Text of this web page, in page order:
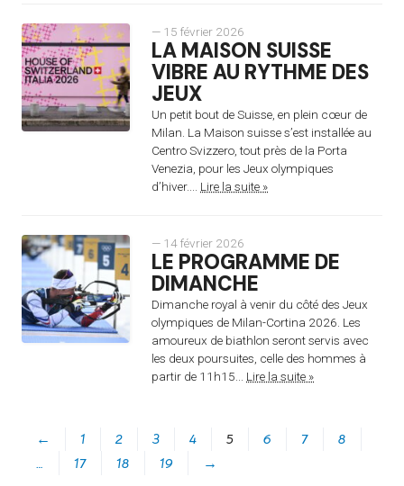
— 15 février 2026
LA MAISON SUISSE
VIBRE AU RYTHME DES
JEUX
Un petit bout de Suisse, en plein cœur de
Milan. La Maison suisse s’est installée au
Centro Svizzero, tout près de la Porta
Venezia, pour les Jeux olympiques
d’hiver.... Lire la suite »
— 14 février 2026
LE PROGRAMME DE
DIMANCHE
Dimanche royal à venir du côté des Jeux
olympiques de Milan-Cortina 2026. Les
amoureux de biathlon seront servis avec
les deux poursuites, celle des hommes à
partir de 11h15... Lire la suite »
← 1 2 3 4 5 6 7
8
…
17 18 19 →